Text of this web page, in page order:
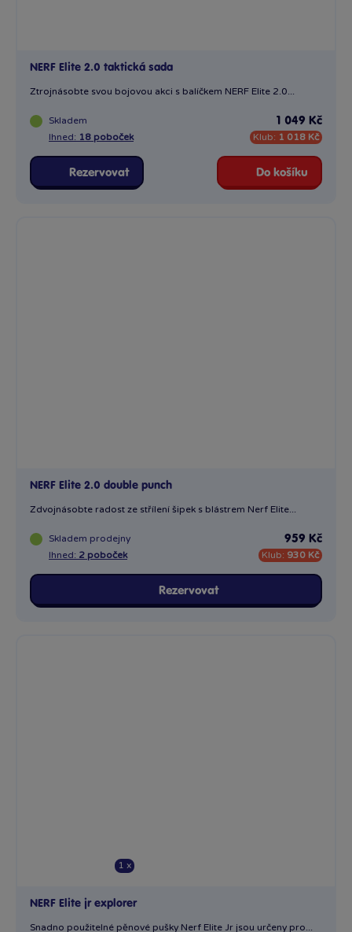
NERF Elite 2.0 taktická sada
Ztrojnásobte svou bojovou akci s balíčkem NERF Elite 2.0...
Skladem
Ihned: 18 poboček
1 049 Kč
Klub: 1 018 Kč
Rezervovat Do košíku
NERF Elite 2.0 double punch
Zdvojnásobte radost ze střílení šipek s blástrem Nerf Elite...
Skladem prodejny
Ihned: 2 poboček
959 Kč
Klub: 930 Kč
Rezervovat
1 x
NERF Elite jr explorer
Snadno použitelné pěnové pušky Nerf Elite Jr jsou určeny pro...